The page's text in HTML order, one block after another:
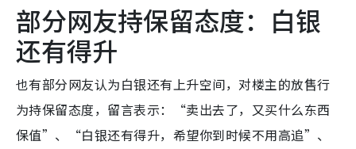
部分网友持保留态度：白银
还有得升
也有部分网友认为白银还有上升空间，对楼主的放售行
为持保留态度，留言表示：“卖出去了，又买什么东西
保值”、“白银还有得升，希望你到时候不用高追”、